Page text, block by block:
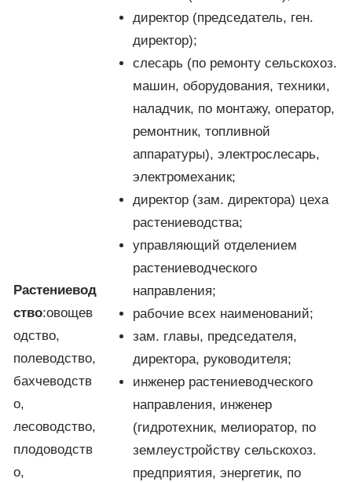
Растениевод
ство:овощев
одство,
полеводство,
бахчеводств
о,
лесоводство,
плодоводств
о,
директор (председатель, ген.
директор);
слесарь (по ремонту сельскохоз.
машин, оборудования, техники,
наладчик, по монтажу, оператор,
ремонтник, топливной
аппаратуры), электрослесарь,
электромеханик;
директор (зам. директора) цеха
растениеводства;
управляющий отделением
растениеводческого
направления;
рабочие всех наименований;
зам. главы, председателя,
директора, руководителя;
инженер растениеводческого
направления, инженер
(гидротехник, мелиоратор, по
землеустройству сельскохоз.
предприятия, энергетик, по